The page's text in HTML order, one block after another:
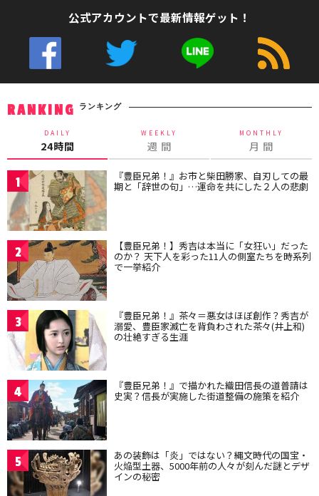
公式アカウントで最新情報ゲット！
RANKING ランキング
DAILY
24時間
WEEKLY
週 間
MONTHLY
月 間
1 『豊臣兄弟！』お市と柴田勝家、自刃しての最
期と「辞世の句」…運命を共にした２人の悲劇
2 【豊臣兄弟！】秀吉は本当に「女狂い」だった
のか？ 天下人を彩った11人の側室たちを時系列
で一挙紹介
3 『豊臣兄弟！』茶々＝悪女はほぼ創作？秀吉が
溺愛、豊臣家滅亡を背負わされた茶々(井上和)
の壮絶すぎる生涯
4 『豊臣兄弟！』で描かれた織田信長の道普請は
史実？信長が実施した街道整備の施策を紹介
5 あの装飾は「炎」ではない？縄文時代の国宝・
火焔型土器、5000年前の人々が刻んだ謎とデザ
インの秘密